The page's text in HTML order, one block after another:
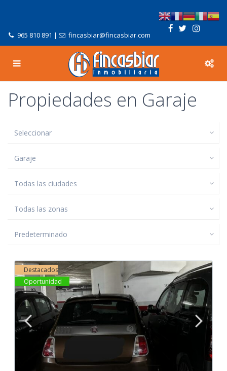
965 810 891 | fincasbiar@fincasbiar.com
Propiedades en Garaje
Seleccionar
Garaje
Todas las ciudades
Todas las zonas
Predeterminado
Destacados
Oportunidad